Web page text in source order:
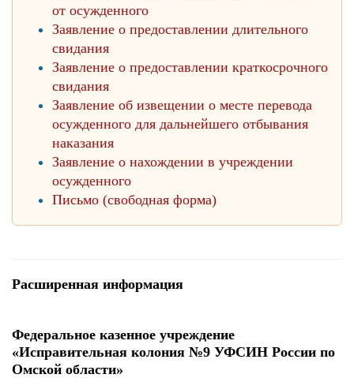
от осужденного
Заявление о предоставлении длительного
свидания
Заявление о предоставлении краткосрочного
свидания
Заявление об извещении о месте перевода
осужденного для дальнейшего отбывания
наказания
Заявление о нахождении в учреждении
осужденного
Письмо (свободная форма)
Расширенная информация
Федеральное казенное учреждение
«Исправительная колония №9 УФСИН России по
Омской области»